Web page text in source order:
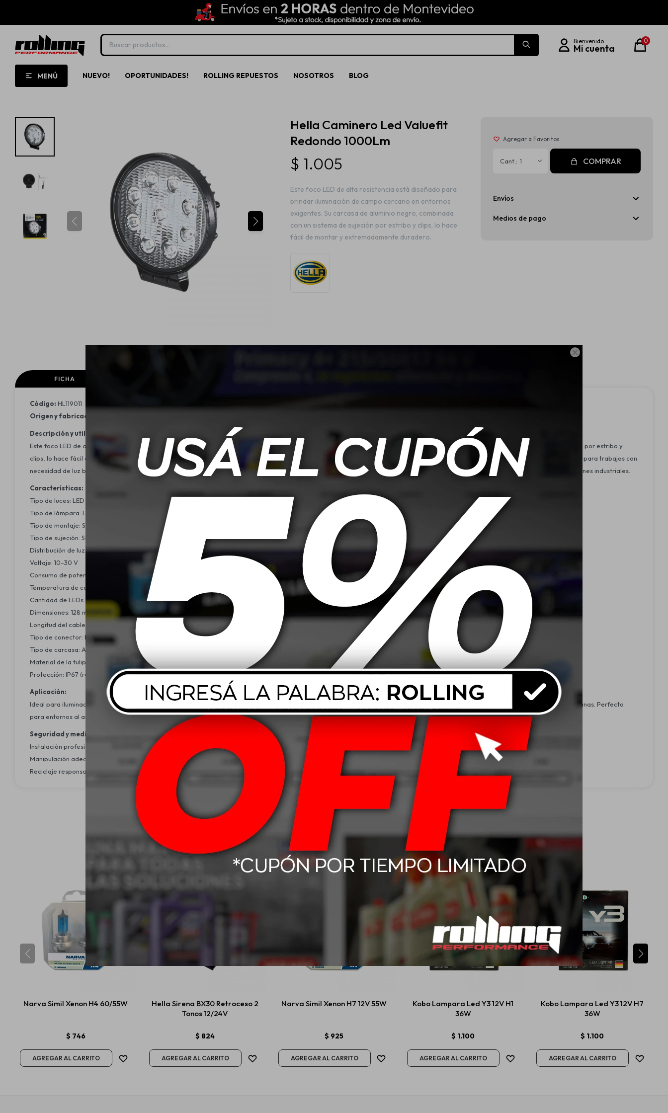

MENÚ NUEVO! OPORTUNIDADES! ROLLING REPUESTOS NOSOTROS BLOG
0
Hella Caminero Led Valuefit
Redondo 1000Lm
$ 1.005
Este foco LED de alta resistencia está diseñado para
brindar iluminación de campo cercano en entornos
exigentes. Su carcasa de aluminio negro, combinada
con un sistema de sujeción por estribo y clips, lo hace
fácil de montar y extremadamente duradero.
1 COMPRAR
Envíos
Medios de pago
FICHA
Código: HL119011
Origen y fabricación:
Descripción y utilidad:
Este foco LED de alta resistencia está diseñado para brindar iluminación de campo cercano en entornos exigentes. Su carcasa de aluminio negro, combinada con un sistema de sujeción por estribo y
clips, lo hace fácil de montar y extremadamente duradero. Gracias a sus 9 LEDs de alta potencia, ofrece un flujo luminoso de 1000 lúmenes y una temperatura de color de 5700K, ideal para trabajos con
necesidad de luz blanca intensa. Con grado de protección IP67, es resistente al agua, polvo y golpes, lo que lo convierte en una excelente opción para vehículos, maquinaria o aplicaciones industriales.
Características:
Tipo de luces: LED
Tipo de lámpara: LED
Tipo de montaje: Sujeción por estribo
Tipo de sujeción: Sistema de clips
Distribución de luz: Iluminación de campo cercano
Voltaje: 10–30 V
Consumo de potencia: 27 WFlujo luminoso: 1000 lm
Temperatura de color: 5700 K (luz blanca fría)
Cantidad de LEDs: 9
Dimensiones: 128 mm (alto) x 110 mm (ancho) x 35 mm (profundidad)
Longitud del cable: 450 mm
Tipo de conector: Extremos de cable abiertos
Tipo de carcasa: Aluminio, color negro
Material de la tulipa: PNMA (Polimetilmetacrilato)
Protección: IP67 (resistente al agua, polvo y vibraciones)
Aplicación:
Ideal para iluminación auxiliar en vehículos de trabajo, maquinaria agrícola o de construcción, camionetas, embarcaciones o cualquier uso donde se requiera luz potente en áreas cercanas. Perfecto
para entornos al aire libre, trabajos nocturnos o condiciones climáticas adversas.
Seguridad y medio ambiente:
Instalación profesional: Se recomienda instalación por un técnico especializado para asegurar una conexión segura y duradera.
Manipulación adecuada: Evitar contacto con el sistema eléctrico sin desconectar previamente la alimentación.
Reciclaje responsable: Al final de su vida útil, entregar el foco en centros autorizados para su correcta disposición y reciclaje.
Productos que te pueden interesar
Narva Simil Xenon H4 60/55W
$ 746
Hella Sirena BX30 Retroceso 2
Tonos 12/24V
$ 824
Narva Simil Xenon H7 12V 55W
$ 925
Kobo Lampara Led Y3 12V H1
36W
$ 1.100
Kobo Lampara Led Y3 12V H7
36W
$ 1.100